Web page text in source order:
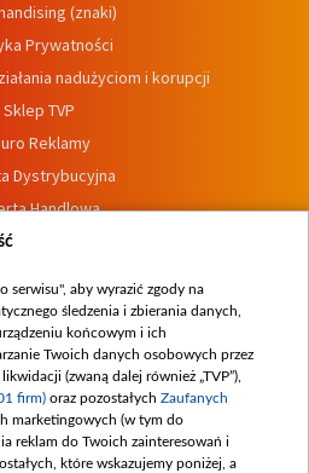
(znaki)
Prywatności
nadużyciom i korupcji
Sklep TVP
Reklamy
Dystrybucyjna
Handlowa
wewnętrznych
serwisu", aby wyrazić zgody na
śledzenia i zbierania danych,
końcowym i ich
Twoich danych osobowych przez
(zwaną dalej również „TVP”),
firm) oraz pozostałych Zaufanych
marketingowych (w tym do
reklam do Twoich zainteresowań i
które wskazujemy poniżej, a